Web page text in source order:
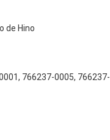
de Hino
766237-0005, 766237-